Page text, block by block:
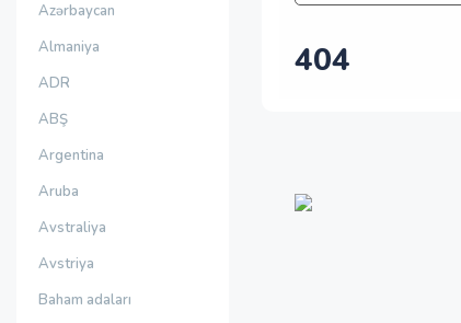
Azərbaycan
Almaniya
ADR
ABŞ
Argentina
Aruba
Avstraliya
Avstriya
Baham adaları
404